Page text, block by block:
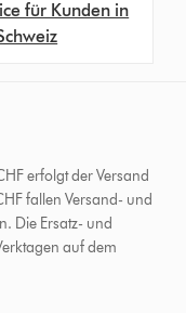
für Kunden in
erfolgt der Versand
fallen Versand- und
Die Ersatz- und
auf dem